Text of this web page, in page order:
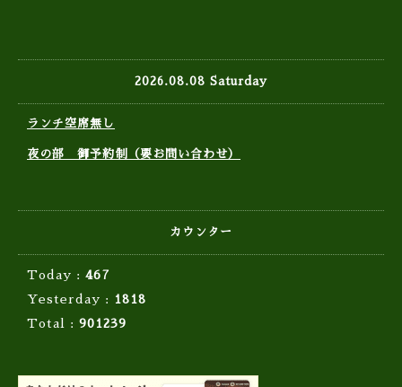
2026.08.08 Saturday
ランチ空席無し
夜の部 御予約制（要お問い合わせ）
カウンター
Today : 467
Yesterday :
1818
Total : 901239